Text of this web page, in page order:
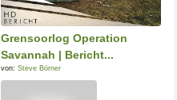
Grensoorlog Operation
Savannah | Bericht...
von: Steve Börner